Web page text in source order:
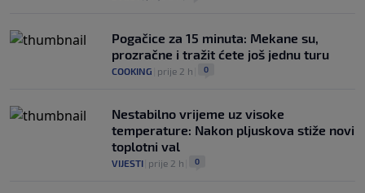
Pogačice za 15 minuta: Mekane su,
prozračne i tražit ćete još jednu turu
COOKING prije 2 h 0
Nestabilno vrijeme uz visoke
temperature: Nakon pljuskova stiže novi
toplotni val
VIJESTI prije 2 h 0